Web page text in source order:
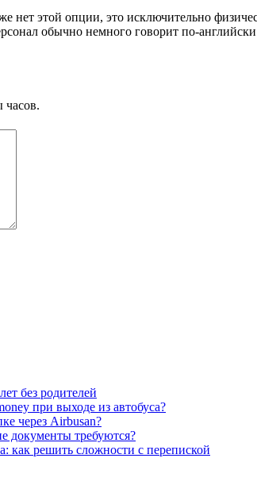
этой опции, это исключительно
обычно немного говорит по-
часов.
без родителей
при выходе из автобуса?
через Airbusan?
документы требуются?
как решить сложности с перепиской